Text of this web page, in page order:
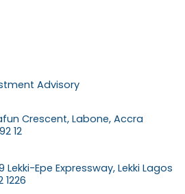
Advisory
Crescent, Labone, Accra
12
Lekki-Epe Expressway, Lekki Lagos